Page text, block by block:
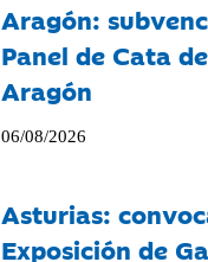
Aragón:
Panel de Cata
Aragón
06/08/2026
Asturias:
Exposición de